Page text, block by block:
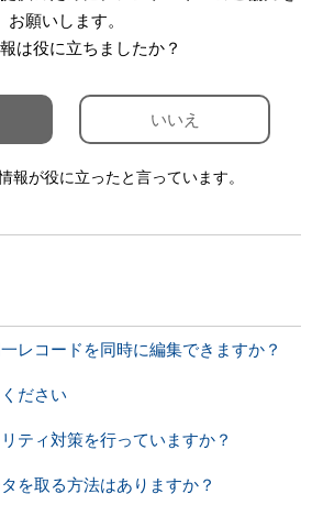
お願いします。
は役に立ちましたか？
いいえ
報が役に立ったと言っています。
レコードを同時に編集できますか？
ださい
ティ対策を行っていますか？
を取る方法はありますか？